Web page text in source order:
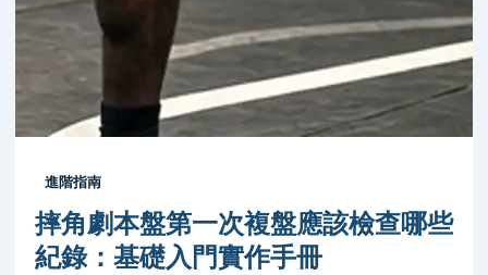
進階指南
摔角劇本盤第一次複盤應該檢查哪些
紀錄：基礎入門實作手冊